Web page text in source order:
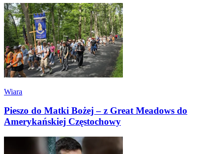
Wiara
Pieszo do Matki Bożej – z Great Meadows do
Amerykańskiej Częstochowy